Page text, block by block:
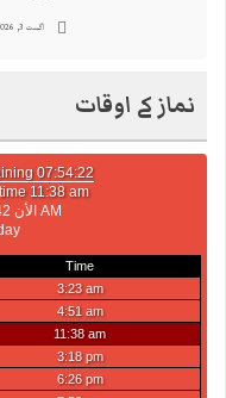
اگست 3, 2026
نماز کے اوقات